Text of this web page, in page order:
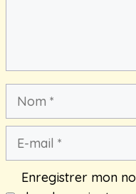
Nom
Enregistrer mon